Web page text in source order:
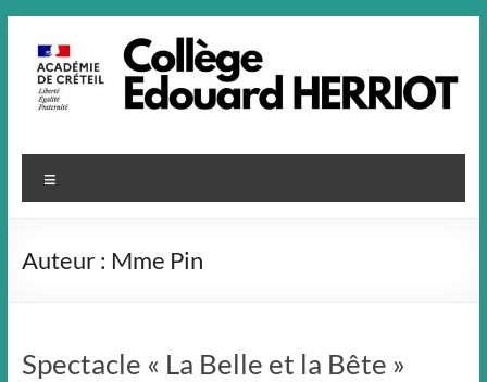
contenu
Auteur : Mme Pin
Spectacle « La Belle et la Bête »